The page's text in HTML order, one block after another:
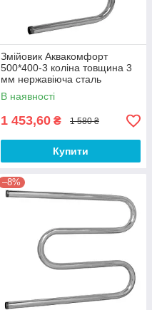
Змійовик Аквакомфорт
500*400-3 коліна товщина 3
мм нержавіюча сталь
В наявності
1 453,60 ₴ 1 580 ₴
Купити
–8%